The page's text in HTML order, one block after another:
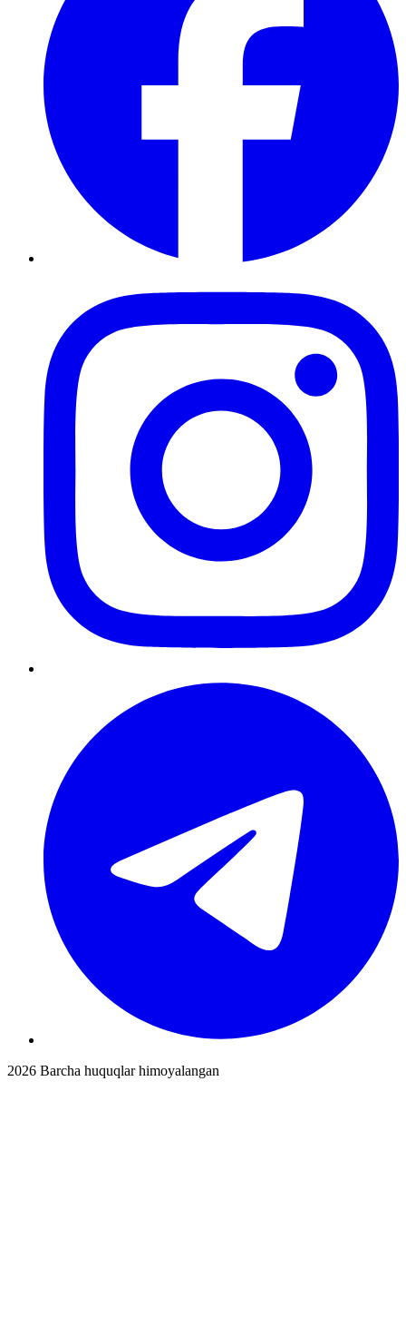
2026 Barcha huquqlar himoyalangan